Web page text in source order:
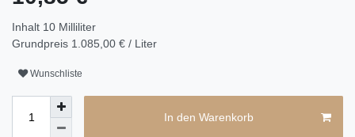
Inhalt 10 Milliliter
Grundpreis 1.085,00 € / Liter
Wunschliste
In den Warenkorb